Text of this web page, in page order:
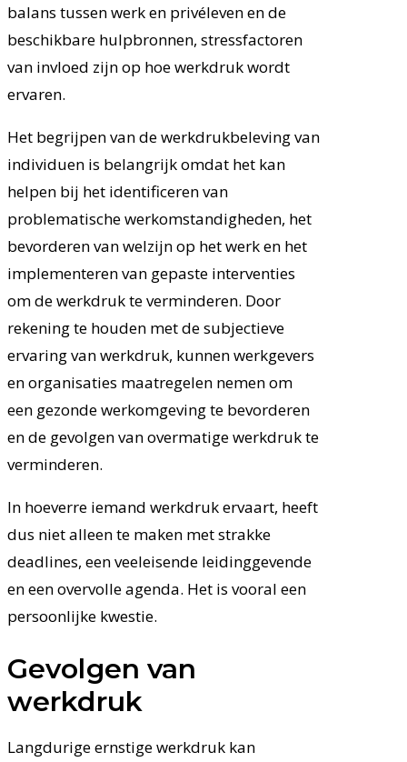
balans tussen werk en privéleven en de
beschikbare hulpbronnen, stressfactoren
van invloed zijn op hoe werkdruk wordt
ervaren.
Het begrijpen van de werkdrukbeleving van
individuen is belangrijk omdat het kan
helpen bij het identificeren van
problematische werkomstandigheden, het
bevorderen van welzijn op het werk en het
implementeren van gepaste interventies
om de werkdruk te verminderen. Door
rekening te houden met de subjectieve
ervaring van werkdruk, kunnen werkgevers
en organisaties maatregelen nemen om
een gezonde werkomgeving te bevorderen
en de gevolgen van overmatige werkdruk te
verminderen.
In hoeverre iemand werkdruk ervaart, heeft
dus niet alleen te maken met strakke
deadlines, een veeleisende leidinggevende
en een overvolle agenda. Het is vooral een
persoonlijke kwestie.
Gevolgen van
werkdruk
Langdurige ernstige werkdruk kan